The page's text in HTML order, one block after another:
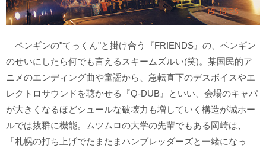
ペンギンの"てっくん"と掛け合う『FRIENDS』の、ペンギン
のせいにしたら何でも言えるスキームズルい(笑)。某国民的ア
ニメのエンディング曲や童謡から、急転直下のデスボイスやエ
レクトロサウンドを聴かせる『Q-DUB』といい、会場のキャパ
が大きくなるほどシュールな破壊力も増していく構造が城ホー
ルでは抜群に機能。ムツムロの大学の先輩でもある岡崎は、
「札幌の打ち上げでたまたまハンブレッダーズと一緒になっ